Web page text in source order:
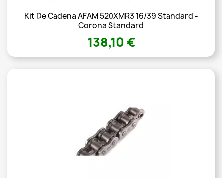
Kit De Cadena AFAM 520XMR3 16/39 Standard -
Corona Standard
138,10 €